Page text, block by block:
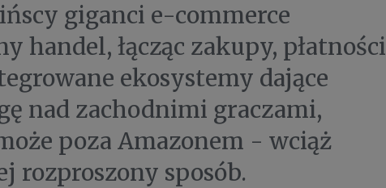
giganci e-commerce
handel, łącząc zakupy, płatności
ekosystemy dające
nad zachodnimi graczami,
poza Amazonem - wciąż
rozproszony sposób.